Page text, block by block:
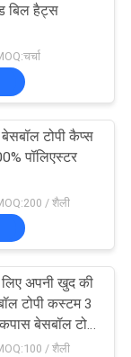
बिल हैट्स
बेसबॉल टोपी कैप्स
पॉलिएस्टर
/ शैली
अपनी खुद की
टोपी कस्टम 3
बेसबॉल टोपी
/ शैली